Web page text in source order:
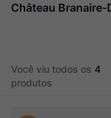
Château Branaire-
Você viu todos os 4
produtos
5º Bodega Garzon